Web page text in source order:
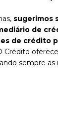
sugerimos
de
de crédito
Crédito
sempre as